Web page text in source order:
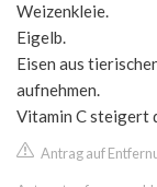
Weizenkleie.
Eigelb.
Eisen aus
aufnehmen.
Vitamin C steigert
Antrag auf